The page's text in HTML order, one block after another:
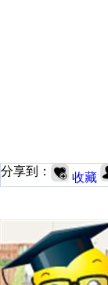
分享到： 收藏